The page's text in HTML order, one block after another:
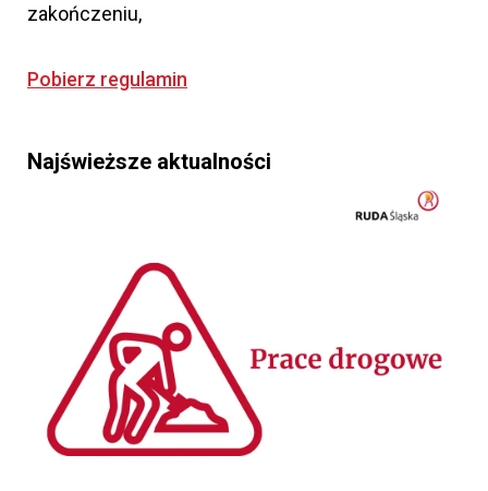
zakończeniu,
Pobierz regulamin
Najświeższe aktualności